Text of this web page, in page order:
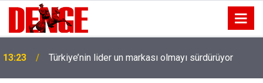
13:23 Türkiye’nin lider un markası olmayı sürdürüyor